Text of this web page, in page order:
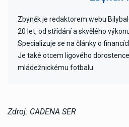
Zbyněk je redaktorem webu
20 let, od střídání a skvělého
Specializuje se na články o
Je také otcem ligového
mládežnickému fotbalu.
Zdroj: CADENA SER